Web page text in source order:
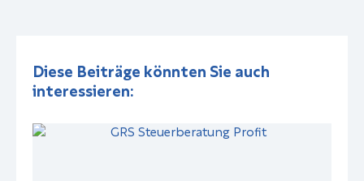
Diese Beiträge könnten Sie auch
interessieren: